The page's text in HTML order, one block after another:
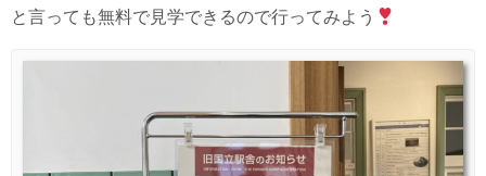
と言っても無料で見学できるので行ってみよう